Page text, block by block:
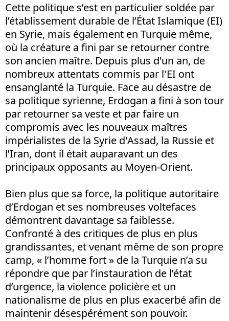
Cette politique s’est en particulier soldée par
l’établissement durable de l’État Islamique (EI)
en Syrie, mais également en Turquie même,
où la créature a fini par se retourner contre
son ancien maître. Depuis plus d'un an, de
nombreux attentats commis par l'EI ont
ensanglanté la Turquie. Face au désastre de
sa politique syrienne, Erdogan a fini à son tour
par retourner sa veste et par faire un
compromis avec les nouveaux maîtres
impérialistes de la Syrie d'Assad, la Russie et
l’Iran, dont il était auparavant un des
principaux opposants au Moyen-Orient.
Bien plus que sa force, la politique autoritaire
d’Erdogan et ses nombreuses voltefaces
démontrent davantage sa faiblesse.
Confronté à des critiques de plus en plus
grandissantes, et venant même de son propre
camp, « l’homme fort » de la Turquie n’a su
répondre que par l’instauration de l’état
d’urgence, la violence policière et un
nationalisme de plus en plus exacerbé afin de
maintenir désespérément son pouvoir.